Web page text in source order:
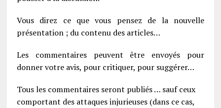
Vous direz ce que vous pensez de la nouvelle
présentation ; du contenu des articles…
Les commentaires peuvent être envoyés pour
donner votre avis, pour critiquer, pour suggérer…
Tous les commentaires seront publiés … sauf ceux
comportant des attaques injurieuses (dans ce cas,